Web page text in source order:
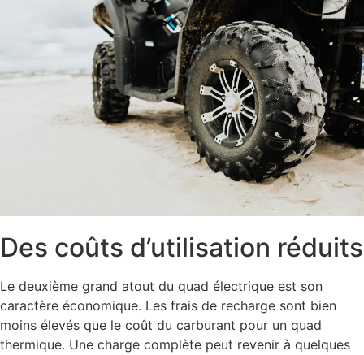
Des coûts d’utilisation réduits
Le deuxième grand atout du quad électrique est son
caractère économique. Les frais de recharge sont bien
moins élevés que le coût du carburant pour un quad
thermique. Une charge complète peut revenir à quelques